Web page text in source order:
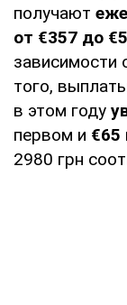
получают
от €357 до
зависимости
того,
в этом году
первом и €65
2980 грн